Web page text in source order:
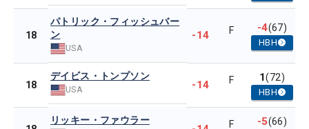
18
パトリック・フィッシュバー
ン
USA
-14 F -4(67)
HBH
18
デイビス・トンプソン
USA -14 F 1(72)
HBH
リッキー・ファウラー F -5(66)